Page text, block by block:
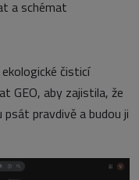
a schémat
čisticí
GEO, aby zajistila, že
pravdivě a budou ji